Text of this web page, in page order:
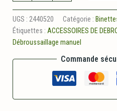
UGS : 2440520 Catégorie :
Étiquettes : ACCESSOIRES DE
Débroussaillage manuel
Commande